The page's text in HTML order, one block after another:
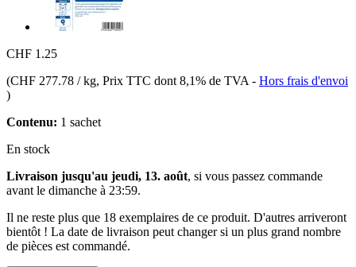
CHF 1.25
(CHF 277.78 / kg, Prix TTC dont 8,1% de TVA - Hors frais d'envoi
)
Contenu: 1 sachet
En stock
Livraison jusqu'au jeudi, 13. août, si vous passez commande
avant le dimanche à 23:59.
Il ne reste plus que 18 exemplaires de ce produit. D'autres arriveront
bientôt ! La date de livraison peut changer si un plus grand nombre
de pièces est commandé.